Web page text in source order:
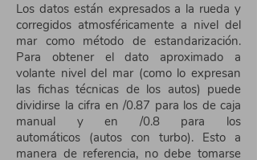
Los datos están expresados a la rueda y
corregidos atmosféricamente a nivel del
mar como método de estandarización.
Para obtener el dato aproximado a
volante nivel del mar (como lo expresan
las fichas técnicas de los autos) puede
dividirse la cifra en /0.87 para los de caja
manual y en /0.8 para los
automáticos (autos con turbo). Esto a
manera de referencia, no debe tomarse